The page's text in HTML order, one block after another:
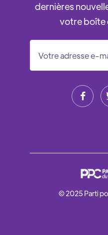
dernières
votre boîte

© 2025 Parti